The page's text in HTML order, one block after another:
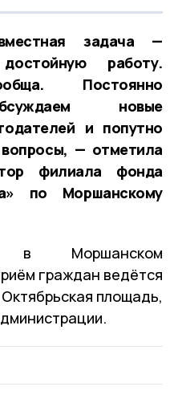
задача —
работу.
Постоянно
новые
и попутно
— отметила
филиала фонда
по Моршанскому
в Моршанском
граждан ведётся
площадь,